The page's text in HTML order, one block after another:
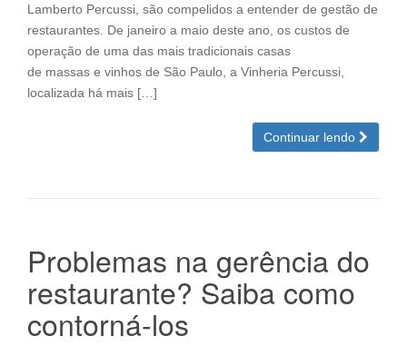
Lamberto Percussi, são compelidos a entender de gestão de
restaurantes. De janeiro a maio deste ano, os custos de
operação de uma das mais tradicionais casas
de massas e vinhos de São Paulo, a Vinheria Percussi,
localizada há mais […]
Continuar lendo
Problemas na gerência do
restaurante? Saiba como
contorná-los